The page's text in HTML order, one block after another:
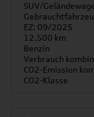
SUV/
EZ: 09/2025
12.500 km
Benzin
Verbrauch
CO2-Emission
CO2-Klasse